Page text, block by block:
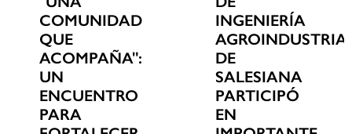
COMUNIDAD
QUE
ACOMPAÑA":
UN
ENCUENTRO
PARA
INGENIERÍA
DE
SALESIANA
PARTICIPÓ
EN